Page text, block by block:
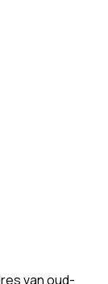
van oud-